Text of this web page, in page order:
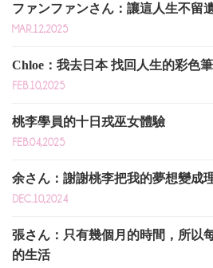
ファンファンさん：讓這人生不留
MAR.12,2025
Chloe：我去日本 找回人生的彩色筆
FEB.10,2025
桃李學員的十日戎巫女體驗
FEB.04,2025
余さん：謝謝桃李把我的夢想變成
DEC.10,2024
張さん：只有幾個月的時間，所以
的生活